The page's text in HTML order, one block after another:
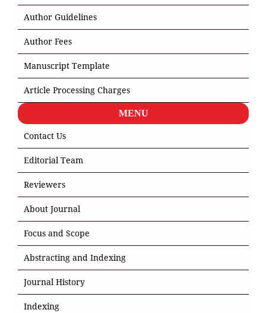
Author Guidelines
Author Fees
Manuscript Template
Article Processing Charges
MENU
Contact Us
Editorial Team
Reviewers
About Journal
Focus and Scope
Abstracting and Indexing
Journal History
Indexing